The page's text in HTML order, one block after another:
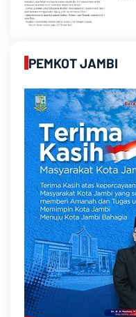
PEMKOT JAMBI